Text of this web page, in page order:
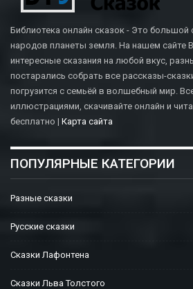
Библиотека онлайн сказок - Это большой
народов планеты земля. На нашем сайте
интересные сказания на любой вкус,
постарались собрать все рассказы-
погрузится с семьёй в волшебный мир.
иллюстрациями, скачивайте онлайн и
бесплатно | Карта сайта
ПОПУЛЯРНЫЕ КАТЕГОРИИ
Разные сказки
Русские сказки
Сказки Лафонтена
Сказки Льва Толстого